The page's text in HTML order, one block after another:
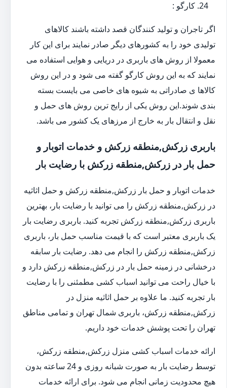
کارگو :
اگر تاجران و تولید کنندگان قصد داشته باشند کالاهای
تولیدی خود را به کشورهای دیگر صادر نمایند برای این کار
معمولا از روش های باربری در دریایی و هوایی استفاده می
نمایند که به این روش کارگو گفته می شود و در این روش
کالاها ی صادراتی به شیوه های خاصی می بایست بسته
بندی شوند.این روش یکی از رایج ترین روش های حمل و
نقل و انتقال بار به خارج از مرزهای یک کشور می باشد.
باربری زرکش,منطقه زرکش و خدمات اتوبار و
حمل بار در زرکش,منطقه زرکش با رضایت بار
خدمات اتوبار و حمل بار زرکش,منطقه زرکش و حمل اثاثیه
در زرکش,منطقه زرکش را می توانید با رضایت بار، بهترین
باربری زرکش,منطقه زرکش تجربه کنید. باربری رضایت بار
یک باربری معتبر است که با قیمت مناسب حمل بار، باربری
زرکش,منطقه زرکش را انجام می دهد. رضایت بار سابقه
درخشانی در زمینه حمل بار در زرکش,منطقه زرکش دارد و
با خیال راحت می توانید اسباب کشی مطمئنی را با رضایت
بار تجربه کنید. ما علاوه بر حمل اثاثیه منزل در
زرکش,منطقه زرکش، باربری شمال تهران و تمامی مناطق
تهران را تحت پوشش خدمات خود داریم.
ارائه خدمات اسباب کشی منزل زرکش,منطقه زرکش،
توسط رضایت بار به صورت شبانه روزی و 24 ساعته بدون
هیچ محدودیت زمانی انجام می شود. برای ارائه خدمات